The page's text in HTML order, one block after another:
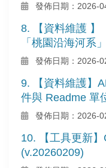
發佈日期：2026-
8. 【資料維護 】
「桃園沿海河系
發佈日期：2026-
9. 【資料維護】
件與 Readme 單
發佈日期：2026-
10. 【工具更新
(v.20260209)